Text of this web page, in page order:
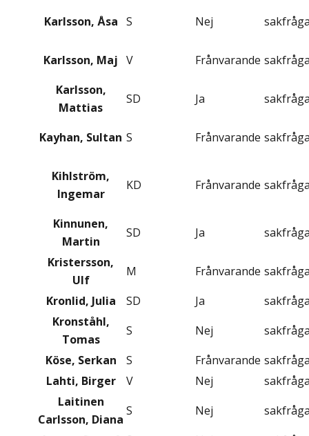
Karlsson, Åsa S Nej
Karlsson, Maj V Frånvarande
Karlsson,
Mattias
SD Ja
Kayhan, Sultan S Frånvarande
Kihlström,
Ingemar
KD Frånvarande
Kinnunen,
Martin
SD Ja
Kristersson,
Ulf
M Frånvarande
Kronlid, Julia
SD Ja
Kronståhl,
Tomas
S Nej
Köse, Serkan
S Frånvarande
Lahti, Birger
V Nej
Laitinen
Carlsson, Diana
S Nej